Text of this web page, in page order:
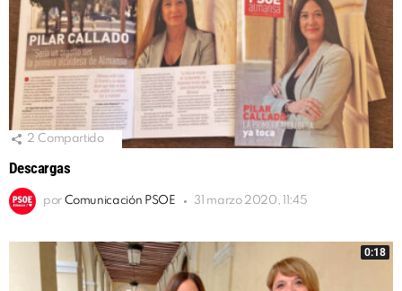
2 Compartido
Descargas
por Comunicación PSOE 31 marzo 2020, 11:45
0:18